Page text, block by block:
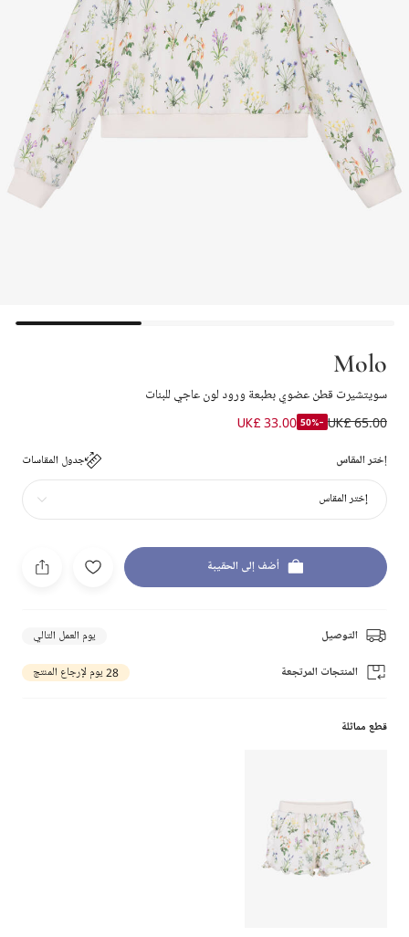
Molo
سويتشيرت قطن عضوي بطبعة ورود لون عاجي للبنات
UK£ 65.00
-50%
UK£ 33.00
إختر المقاس جدول المقاسات
إختر المقاس
أضف إلى الحقيبة
التوصيل يوم العمل التالي
المنتجات المرتجعة 28 يوم لإرجاع المنتج
قطع مماثلة